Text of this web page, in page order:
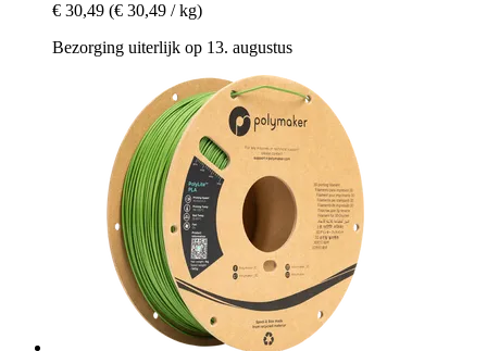
€ 30,49 (€ 30,49 / kg)
Bezorging uiterlijk op 13. augustus